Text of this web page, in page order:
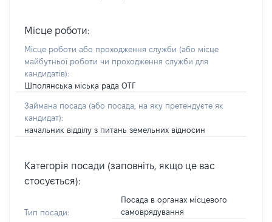
Місце роботи:
Місце роботи або проходження служби (або місце
майбутньої роботи чи проходження служби для
кандидатів):
Шполянська міська рада ОТГ
Займана посада (або посада, на яку претендуєте як
кандидат):
начальник відділу з питань земельних відносин
Категорія посади (заповніть, якщо це вас
стосується):
Тип посади:
Посада в органах місцевого
самоврядування